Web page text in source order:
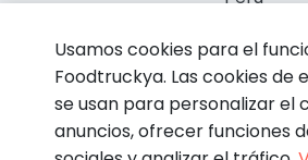
Usamos cookies para el
Foodtruckya. Las cookies de
se usan para personalizar el
anuncios, ofrecer funciones